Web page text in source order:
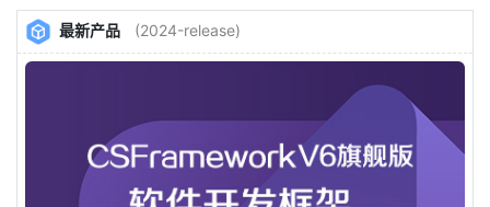
最新产品 (2024-release)